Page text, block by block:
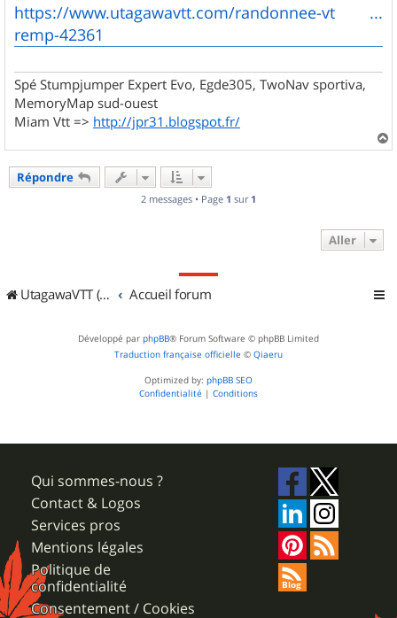
s
s
a
g
https://www.utagawavtt.com/randonnee-vt ...
remp-42361
Spé Stumpjumper Expert Evo, Egde305, TwoNav sportiva,
MemoryMap sud-ouest
Miam Vtt => http://jpr31.blogspot.fr/
a
Répondre
2 messages • Page 1 sur 1
Aller
UtagawaVTT (Randos VTT et VTTAE avec traces GPS) Accueil forum
Développé par phpBB® Forum Software © phpBB Limited
Traduction française officielle © Qiaeru
Optimized by: phpBB SEO
Confidentialité | Conditions
Qui sommes-nous ?
Contact & Logos
Services pros
Mentions légales
Politique de
confidentialité
Consentement / Cookies